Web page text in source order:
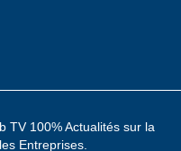
TV 100% Actualités sur la
Entreprises.